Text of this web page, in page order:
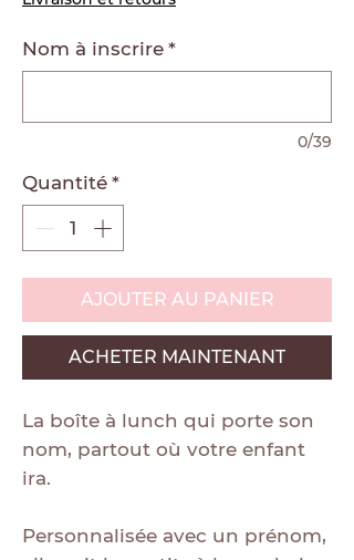
Nom à inscrire *
0/39
Quantité *
AJOUTER AU PANIER
ACHETER MAINTENANT
La boîte à lunch qui porte son
nom, partout où votre enfant
ira.
Personnalisée avec un prénom,